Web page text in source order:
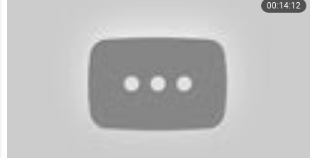
00:14:12